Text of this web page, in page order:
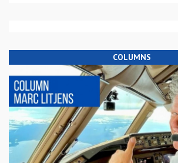
COLUMNS